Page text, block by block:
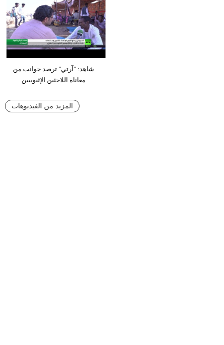
شاهد: "آرتي" ترصد جوانب من
معاناة اللاجئين الإثيوبيين
المزيد من الفيديوهات